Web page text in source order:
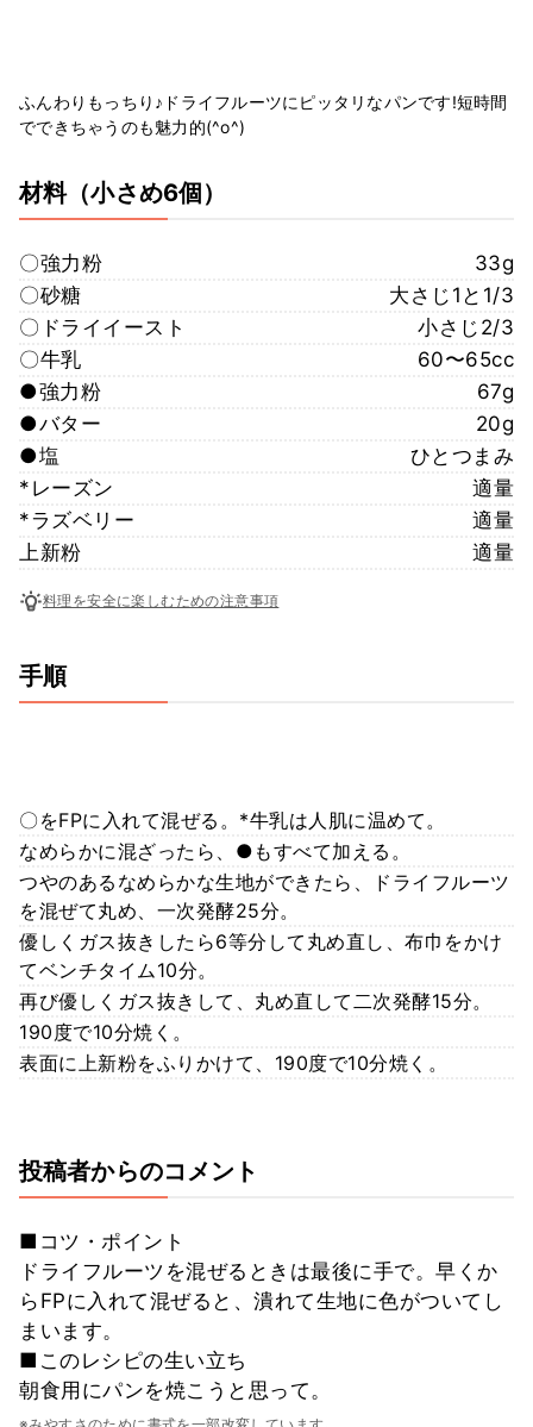
ふんわりもっちり♪ドライフルーツにピッタリなパンです!短時間
でできちゃうのも魅力的(^o^)
材料（小さめ6個）
〇強力粉
33g
〇砂糖
大さじ1と1/3
〇ドライイースト
小さじ2/3
〇牛乳
60〜65cc
●強力粉
67g
●バター
20g
●塩
ひとつまみ
*レーズン
適量
*ラズベリー
適量
上新粉
適量
料理を安全に楽しむための注意事項
手順
〇をFPに入れて混ぜる。*牛乳は人肌に温めて。
なめらかに混ざったら、●もすべて加える。
つやのあるなめらかな生地ができたら、ドライフルーツ
を混ぜて丸め、一次発酵25分。
優しくガス抜きしたら6等分して丸め直し、布巾をかけ
てベンチタイム10分。
再び優しくガス抜きして、丸め直して二次発酵15分。
190度で10分焼く。
表面に上新粉をふりかけて、190度で10分焼く。
投稿者からのコメント
■コツ・ポイント
ドライフルーツを混ぜるときは最後に手で。早くか
らFPに入れて混ぜると、潰れて生地に色がついてし
まいます。
■このレシピの生い立ち
朝食用にパンを焼こうと思って。